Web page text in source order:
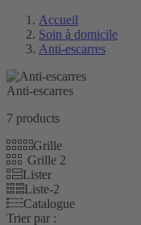
Accueil
Soin à domicile
Anti-escarres
Anti-escarres
7 products
Grille
Grille 2
Lister
Liste-2
Catalogue
Trier par :